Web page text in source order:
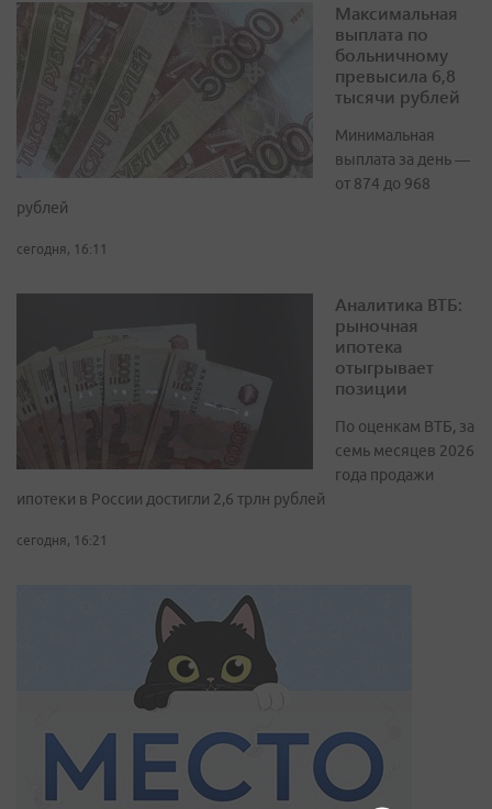
Максимальная
выплата по
больничному
превысила 6,8
тысячи рублей
Минимальная
выплата за день —
от 874 до 968
рублей
сегодня, 16:11
Аналитика ВТБ:
рыночная
ипотека
отыгрывает
позиции
По оценкам ВТБ, за
семь месяцев 2026
года продажи
ипотеки в России достигли 2,6 трлн рублей
сегодня, 16:21